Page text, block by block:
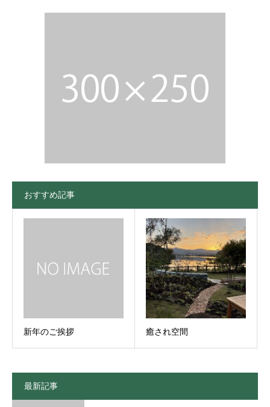
おすすめ記事
新年のご挨拶 癒され空間
最新記事